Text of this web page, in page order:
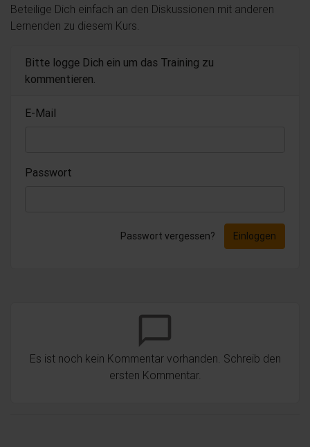
Beteilige Dich einfach an den Diskussionen mit anderen
Lernenden zu diesem Kurs.
Bitte logge Dich ein um das Training zu
kommentieren.
E-Mail
Passwort
Passwort vergessen? Einloggen
chat_bubble_outline
Es ist noch kein Kommentar vorhanden. Schreib den
ersten Kommentar.